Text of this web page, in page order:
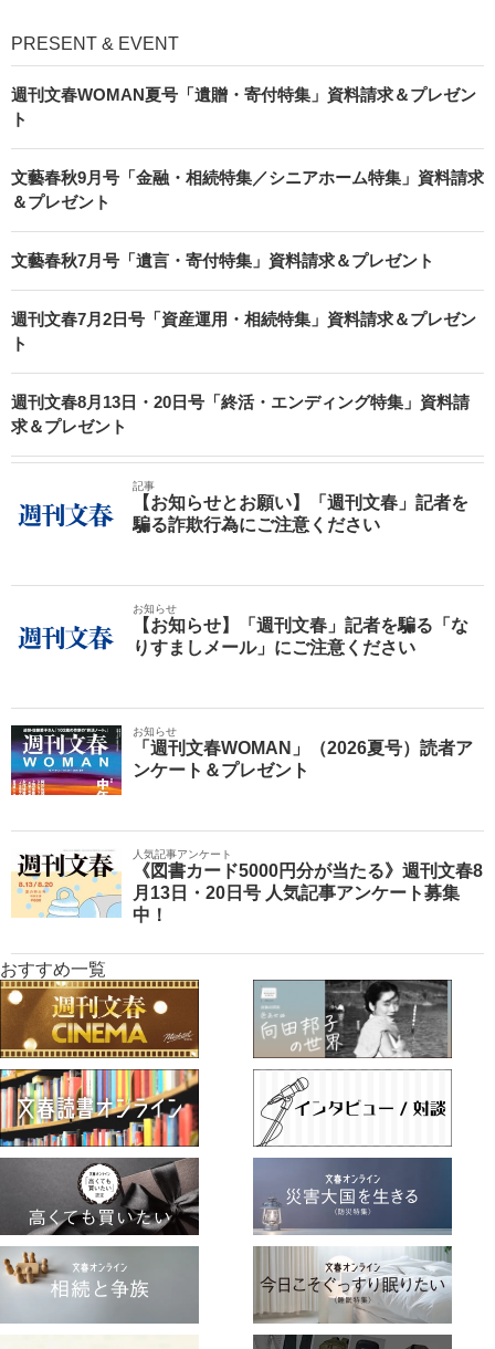
PRESENT & EVENT
週刊文春WOMAN夏号「遺贈・寄付特集」資料請求＆プレゼン
ト
文藝春秋9月号「金融・相続特集／シニアホーム特集」資料請求
＆プレゼント
文藝春秋7月号「遺言・寄付特集」資料請求＆プレゼント
週刊文春7月2日号「資産運用・相続特集」資料請求＆プレゼン
ト
週刊文春8月13日・20日号「終活・エンディング特集」資料請
求＆プレゼント
記事
【お知らせとお願い】「週刊文春」記者を
騙る詐欺行為にご注意ください
お知らせ
【お知らせ】「週刊文春」記者を騙る「な
りすましメール」にご注意ください
お知らせ
「週刊文春WOMAN」（2026夏号）読者ア
ンケート＆プレゼント
人気記事アンケート
《図書カード5000円分が当たる》週刊文春8
月13日・20日号 人気記事アンケート募集
中！
おすすめ一覧